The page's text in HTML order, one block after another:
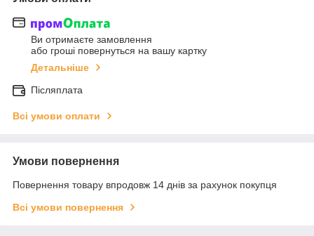
Ви отримаєте замовлення
або гроші повернуться на вашу картку
Детальніше
Післяплата
Всі умови оплати
Умови повернення
Повернення товару впродовж 14 днів за рахунок покупця
Всі умови повернення